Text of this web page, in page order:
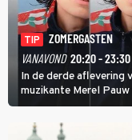
TIP
ZOMERGASTEN
VANAVOND 20:20 - 23:30
In de derde aflevering
muzikante Merel
boeiende avond
identiteit: grenzeloos,